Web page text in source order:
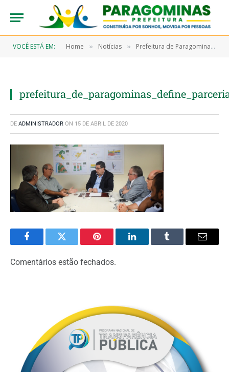
VOCÊ ESTÁ EM: Home » Notícias » Prefeitura de Paragominas define parceria com a CELPA para doação de geladeiras
DE ADMINISTRADOR ON 15 DE ABRIL DE 2020
FacebookTwitter Pinterest LinkedInTumblr Email
Comentários estão fechados.